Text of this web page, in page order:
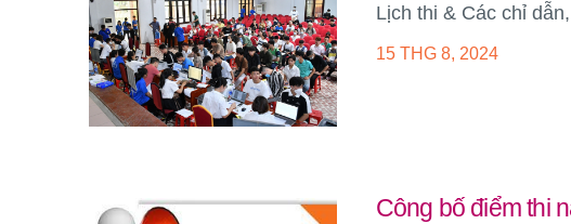
Lịch thi & Các chỉ
15 THG 8, 2024
Công bố điểm thi